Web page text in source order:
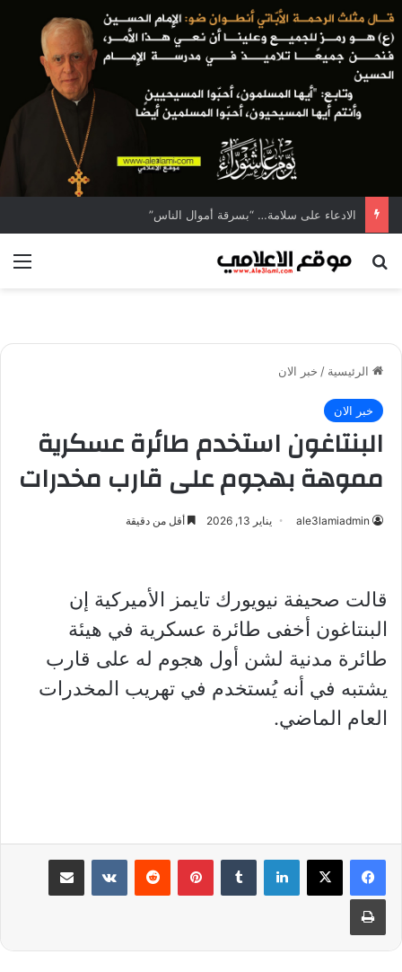
الادعاء على سلامة… “بسرقة أموال الناس”
بحث عن
الرئيسية / خبر الان
خبر الان
البنتاغون استخدم طائرة عسكرية
مموهة بهجوم على قارب مخدرات
ale3lamiadmin يناير 13, 2026 أقل من دقيقة
قالت صحيفة نيويورك تايمز الأميركية إن
البنتاغون أخفى طائرة عسكرية في هيئة
طائرة مدنية لشن أول هجوم له على قارب
يشتبه في أنه يُستخدم في تهريب المخدرات
العام الماضي.
لينكدإن بينتيريست مشاركة عبر البريد
طباعة